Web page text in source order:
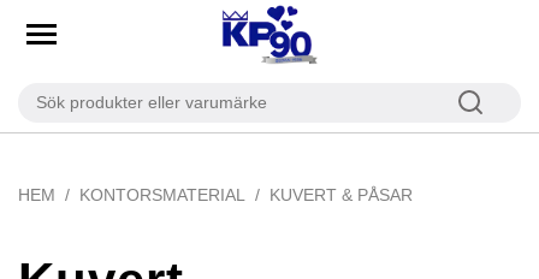
HEM KONTORSMATERIAL KUVERT & PÅSAR